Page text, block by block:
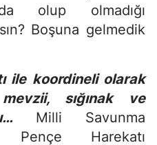
olup olmadığı
Boşuna gelmedik
ile koordineli olarak
sığınak ve
Milli Savunma
Pençe Harekatı